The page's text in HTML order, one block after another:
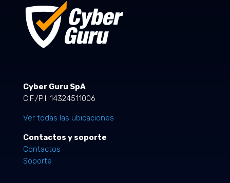
Cyber Guru SpA
C.F./P.I. 14324511006
Ver todas las ubicaciones
Contactos y soporte
Contactos
Soporte